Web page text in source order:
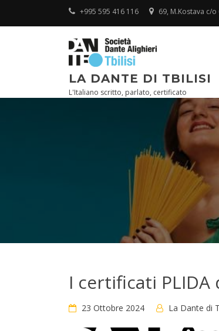
+995 595 416 116 69, M.Kostava c/
LA DANTE DI TBILISI
L'Italiano scritto, parlato, certificato
I certificati
23 Ottobre 2024 La Dante di